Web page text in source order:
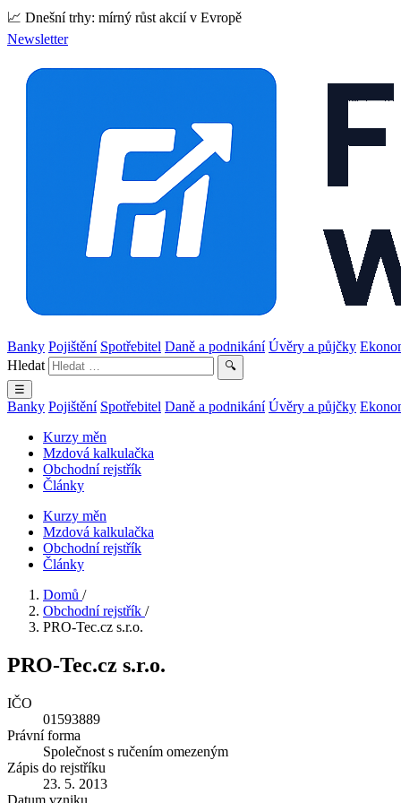
📈 Dnešní trhy: mírný růst akcií v Evropě
Newsletter
Banky Pojištění Spotřebitel Daně a podnikání Úvěry a půjčky
Hledat
🔍
☰
Banky Pojištění Spotřebitel Daně a podnikání Úvěry a půjčky
Kurzy měn
Mzdová kalkulačka
Obchodní rejstřík
Články
Kurzy měn
Mzdová kalkulačka
Obchodní rejstřík
Články
Domů /
Obchodní rejstřík /
PRO-Tec.cz s.r.o.
PRO-Tec.cz s.r.o.
IČO
01593889
Právní forma
Společnost s ručením omezeným
Zápis do rejstříku
23. 5. 2013
Datum vzniku